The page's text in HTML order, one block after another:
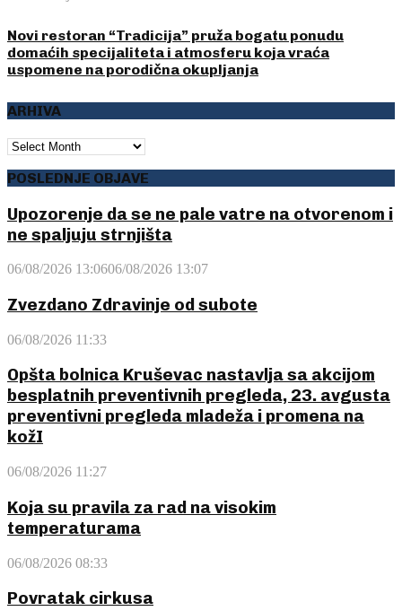
Novi restoran “Tradicija” pruža bogatu ponudu
domaćih specijaliteta i atmosferu koja vraća
uspomene na porodična okupljanja
ARHIVA
ARHIVA
POSLEDNJE OBJAVE
Upozorenje da se ne pale vatre na otvorenom i
ne spaljuju strnjišta
06/08/2026 13:0606/08/2026 13:07
Zvezdano Zdravinje od subote
06/08/2026 11:33
Opšta bolnica Kruševac nastavlja sa akcijom
besplatnih preventivnih pregleda, 23. avgusta
preventivni pregleda mladeža i promena na
kožI
06/08/2026 11:27
Koja su pravila za rad na visokim
temperaturama
06/08/2026 08:33
Povratak cirkusa